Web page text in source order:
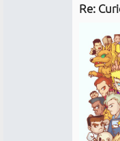
Re: